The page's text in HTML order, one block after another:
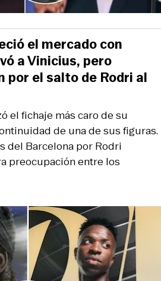
el fichaje más caro de su
de una de sus figuras.
del Barcelona por Rodri
preocupación entre los
el mercado con
a Vinicius, pero
por el salto de Rodri al